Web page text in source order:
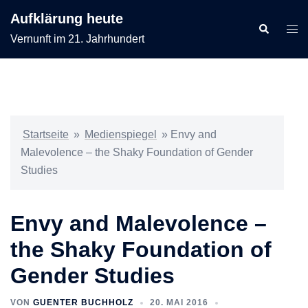
Inhalt
springen
Aufklärung heute
Vernunft im 21. Jahrhundert
Suche
Startseite » Medienspiegel » Envy and
Malevolence – the Shaky Foundation of Gender
Studies
Envy and Malevolence –
the Shaky Foundation of
Gender Studies
VON GUENTER BUCHHOLZ
20. MAI 2016